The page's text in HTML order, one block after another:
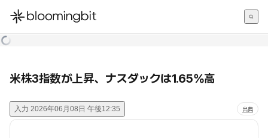
한국어
米株3指数が上昇、ナスダックは1.65%高
入力 2026年06月08日 午後12:35 出典